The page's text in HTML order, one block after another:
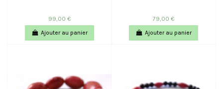
99,00 €
Ajouter au panier
79,00 €
Ajouter au panier